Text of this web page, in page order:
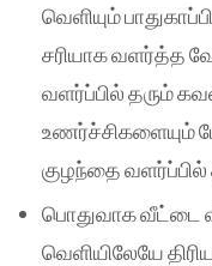
வெளியும்
சரியாக வளர்த்த
வளர்ப்பில் தரும்
குழந்தை
பொதுவாக வீட்டை
வெளியிலேயே